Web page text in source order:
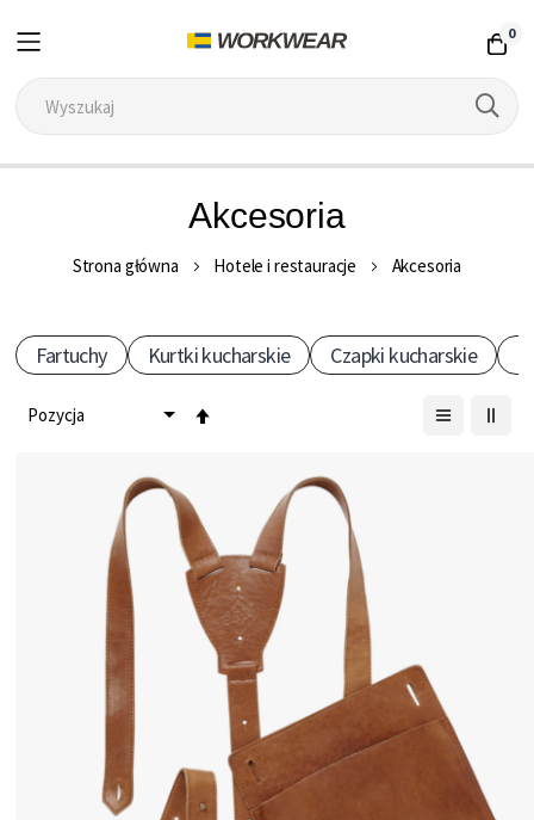
0
Akcesoria
Strona główna Hotele i restauracje Akcesoria
malejący
Fartuchy Kurtki kucharskie Czapki kucharskie